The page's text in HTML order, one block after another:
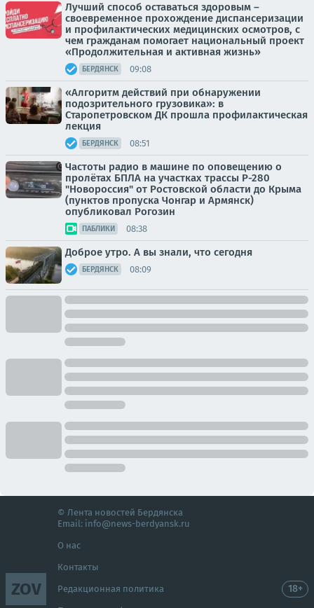
Лучший способ оставаться здоровым –
своевременное прохождение диспансеризации
и профилактических медицинских осмотров, с
чем гражданам помогает национальный проект
«Продолжительная и активная жизнь»
БЕРДЯНСК 09:08
«Алгоритм действий при обнаружении
подозрительного грузовика»: в
Старопетровском ДК прошла профилактическая
лекция
БЕРДЯНСК 08:51
Частоты радио в машине по оповещению о
пролётах БПЛА на участках трассы Р-280
"Новороссия" от Ростовской области до Крыма
(пунктов пропуска Чонгар и Армянск)
опубликовал Рогозин
ПАБЛИКИ 08:38
Доброе утро. А вы знали, что сегодня
БЕРДЯНСК 08:09
ZOV
© Лента новостей Бердянска
Email: info@news-berdyansk.ru
О нас
Контакты
Редакционная политика 18+